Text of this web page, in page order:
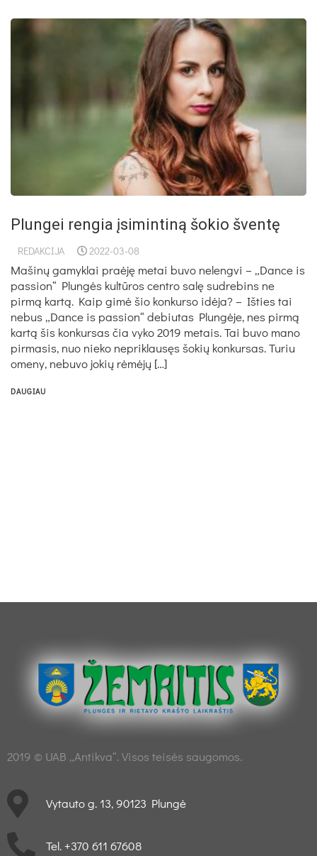
Plungei rengia įsimintiną šokio šventę
REDAKCIJA 2022-03-08
Mašinų gamyklai praėję metai buvo nelengvi – „Dan­ce is
pa­ssion“ Plungės kultū­ros cent­ro salę su­dre­bins ne
pirmą kartą. Kaip gimė šio kon­kur­so idė­ja? – Iš­ties tai
ne­bus „Dan­ce is pa­ssion“ de­biu­tas Plungė­je, nes pirmą
kartą šis kon­kur­sas čia vy­ko 2019 me­tais. Tai bu­vo ma­no
pir­ma­sis, nuo nie­ko ne­prik­lausęs šo­kių kon­kur­sas. Tu­riu
ome­ny, ne­bu­vo jo­kių rėmėjų […]
DAUGIAU
2019 © UAB „Antikva“. Visos teisės saugomos.
Vytauto g. 13, 90123 Plungė
Tel. +370 611 67608